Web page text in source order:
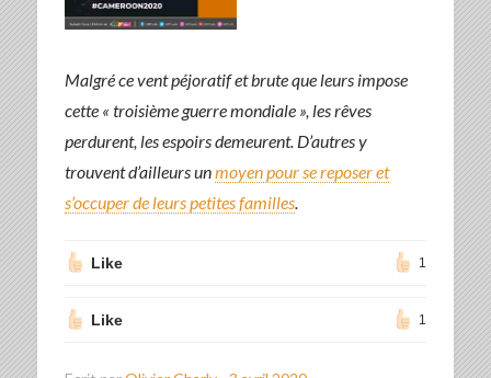
Malgré ce vent péjoratif et brute que leurs impose
cette « troisième guerre mondiale », les rêves
perdurent, les espoirs demeurent. D’autres y
trouvent d’ailleurs unmoyen pour se reposer et
s’occuper de leurs petites familles.
Like 1
Like 1